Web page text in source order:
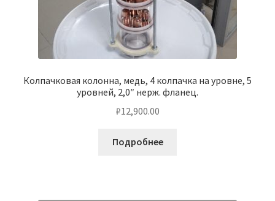
Колпачковая колонна, медь, 4 колпачка на уровне, 5
уровней, 2,0″ нерж. фланец.
₽12,900.00
Подробнее